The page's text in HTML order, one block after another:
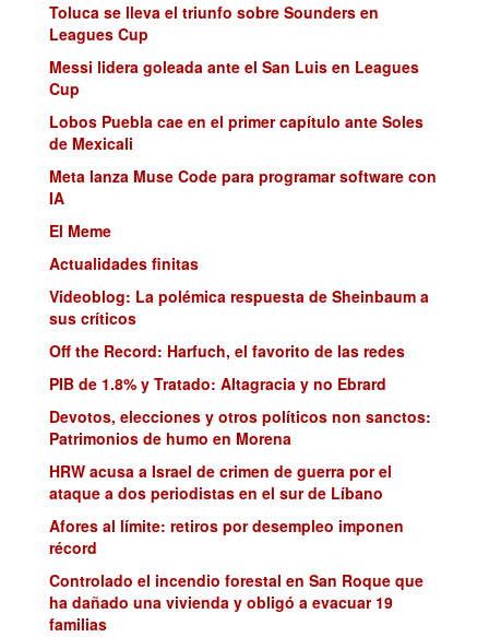
Toluca se lleva el triunfo sobre Sounders en
Leagues Cup
Messi lidera goleada ante el San Luis en Leagues
Cup
Lobos Puebla cae en el primer capítulo ante Soles
de Mexicali
Meta lanza Muse Code para programar software con
IA
El Meme
Actualidades finitas
Videoblog: La polémica respuesta de Sheinbaum a
sus críticos
Off the Record: Harfuch, el favorito de las redes
PIB de 1.8% y Tratado: Altagracia y no Ebrard
Devotos, elecciones y otros políticos non sanctos:
Patrimonios de humo en Morena
HRW acusa a Israel de crimen de guerra por el
ataque a dos periodistas en el sur de Líbano
Afores al límite: retiros por desempleo imponen
récord
Controlado el incendio forestal en San Roque que
ha dañado una vivienda y obligó a evacuar 19
familias